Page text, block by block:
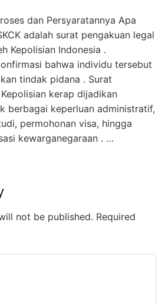
dan Persyaratannya Apa
adalah surat pengakuan legal
Kepolisian Indonesia .
bahwa individu tersebut
tindak pidana . Surat
kerap dijadikan
berbagai keperluan administratif,
permohonan visa, hingga
kewarganegaraan . …
not be published. Required